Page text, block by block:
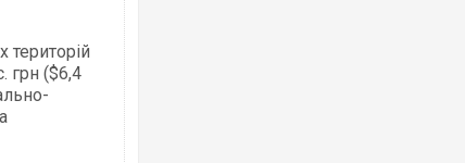
територій
грн ($6,4